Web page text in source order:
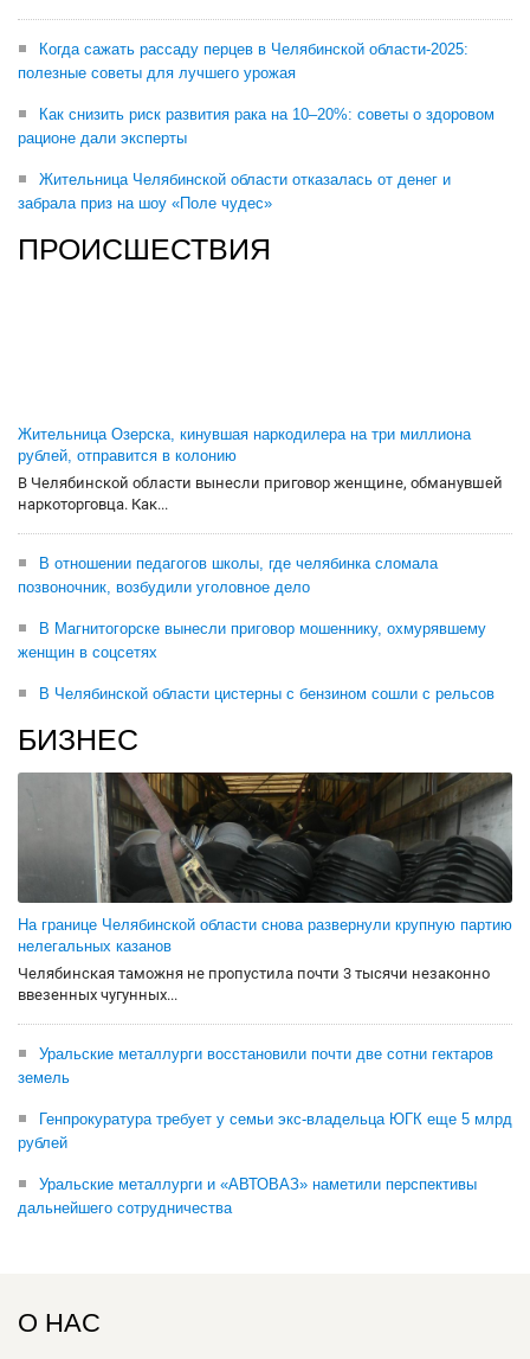
Когда сажать рассаду перцев в Челябинской области-2025:
полезные советы для лучшего урожая
Как снизить риск развития рака на 10–20%: советы о здоровом
рационе дали эксперты
Жительница Челябинской области отказалась от денег и
забрала приз на шоу «Поле чудес»
ПРОИСШЕСТВИЯ
Жительница Озерска, кинувшая наркодилера на три миллиона
рублей, отправится в колонию
В Челябинской области вынесли приговор женщине, обманувшей
наркоторговца. Как...
В отношении педагогов школы, где челябинка сломала
позвоночник, возбудили уголовное дело
В Магнитогорске вынесли приговор мошеннику, охмурявшему
женщин в соцсетях
В Челябинской области цистерны с бензином сошли с рельсов
БИЗНЕС
На границе Челябинской области снова развернули крупную партию
нелегальных казанов
Челябинская таможня не пропустила почти 3 тысячи незаконно
ввезенных чугунных...
Уральские металлурги восстановили почти две сотни гектаров
земель
Генпрокуратура требует у семьи экс-владельца ЮГК еще 5 млрд
рублей
Уральские металлурги и «АВТОВАЗ» наметили перспективы
дальнейшего сотрудничества
О НАС